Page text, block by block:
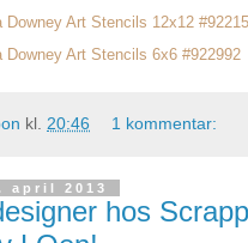
Downey Art Stencils 12x12
Downey Art Stencils 6x6 #922992
kl. 20:46 1 kommentar:
april 2013
hos